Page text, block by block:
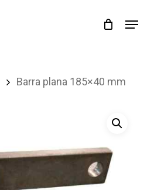
Menu
Barra plana 185×40 mm